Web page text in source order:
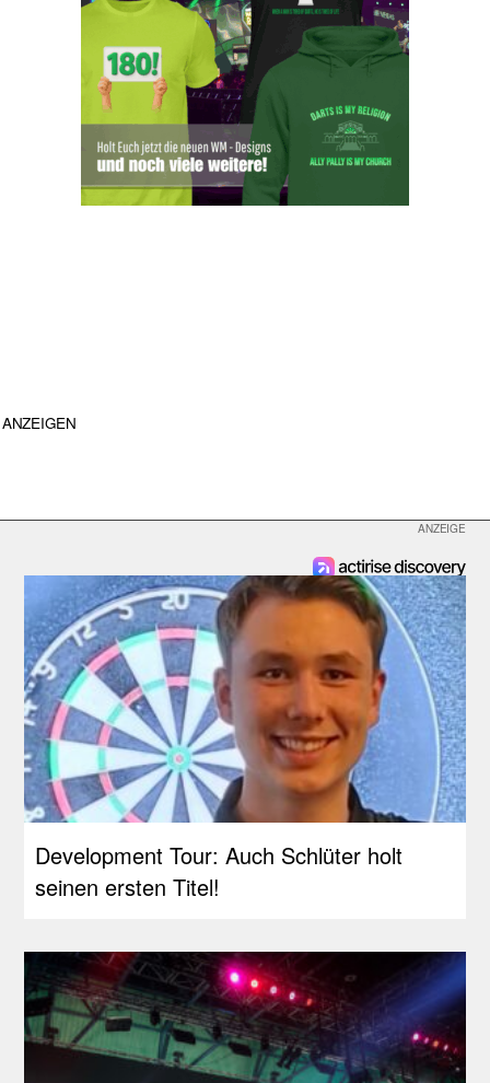
ANZEIGEN
Development Tour: Auch Schlüter holt
seinen ersten Titel!